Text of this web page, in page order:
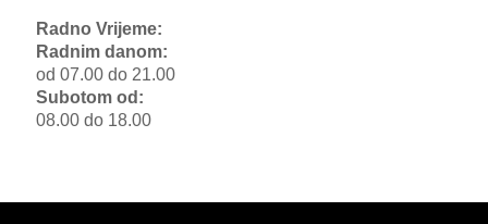
Radno Vrijeme:
Radnim danom:
od 07.00 do 21.00
Subotom od:
08.00 do 18.00